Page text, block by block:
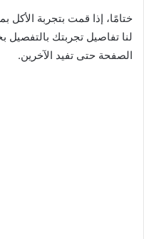
ختامًا، إذا قمت بتجربة الأكل
لنا تفاصيل تجربتك بالتفصيل
الصفحة حتى تفيد الآخرين.